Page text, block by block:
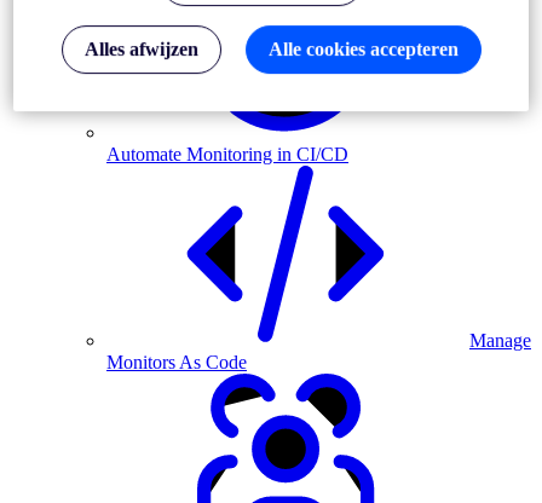
Automate Monitoring in CI/CD
Manage
Monitors As Code
Alles afwijzen Alle cookies accepteren